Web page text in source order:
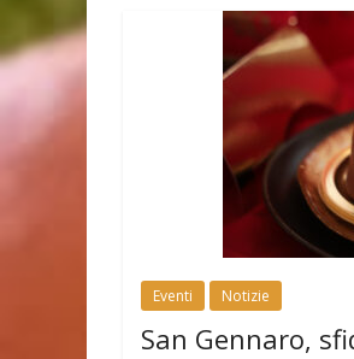
Eventi Notizie
San Gennaro,